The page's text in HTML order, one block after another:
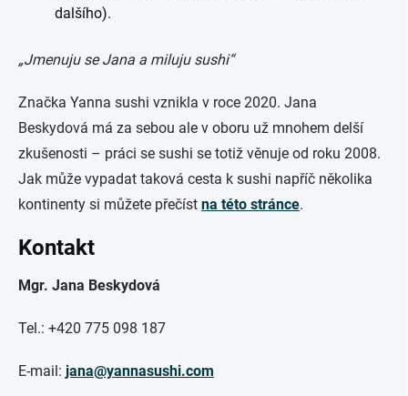
dalšího).
„Jmenuju se Jana a miluju sushi“
Značka Yanna sushi vznikla v roce 2020. Jana
Beskydová má za sebou ale v oboru už mnohem delší
zkušenosti – práci se sushi se totiž věnuje od roku 2008.
Jak může vypadat taková cesta k sushi napříč několika
kontinenty si můžete přečíst na této stránce.
Kontakt
Mgr. Jana Beskydová
Tel.: +420 775 098 187
E-mail: jana@yannasushi.com